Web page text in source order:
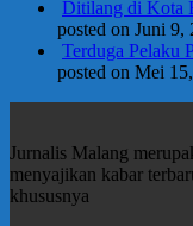
Ditilang di Kota
posted on Juni 9,
Terduga Pelaku
posted on Mei
Jurnalis Malang
menyajikan kabar
khususnya